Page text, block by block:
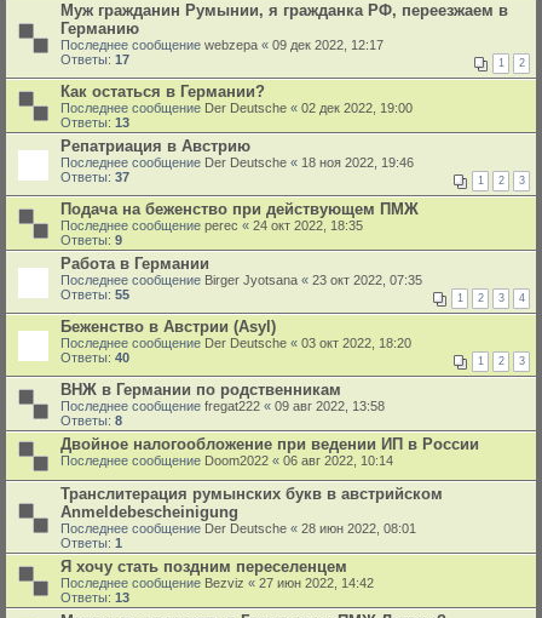
Муж гражданин Румынии, я гражданка РФ, переезжаем в
Германию
Последнее сообщение webzepa « 09 дек 2022, 12:17
Ответы: 17 1 2
Как остаться в Германии?
Последнее сообщение Der Deutsche « 02 дек 2022, 19:00
Ответы: 13
Репатриация в Австрию
Последнее сообщение Der Deutsche « 18 ноя 2022, 19:46
Ответы: 37 1 2 3
Подача на беженство при действующем ПМЖ
Последнее сообщение perec « 24 окт 2022, 18:35
Ответы: 9
Работа в Германии
Последнее сообщение Birger Jyotsana « 23 окт 2022, 07:35
Ответы: 55 1 2 3 4
Беженство в Австрии (Asyl)
Последнее сообщение Der Deutsche « 03 окт 2022, 18:20
Ответы: 40 1 2 3
ВНЖ в Германии по родственникам
Последнее сообщение fregat222 « 09 авг 2022, 13:58
Ответы: 8
Двойное налогообложение при ведении ИП в России
Последнее сообщение Doom2022 « 06 авг 2022, 10:14
Транслитерация румынских букв в австрийском
Anmeldebescheinigung
Последнее сообщение Der Deutsche « 28 июн 2022, 08:01
Ответы: 1
Я хочу стать поздним переселенцем
Последнее сообщение Bezviz « 27 июн 2022, 14:42
Ответы: 13